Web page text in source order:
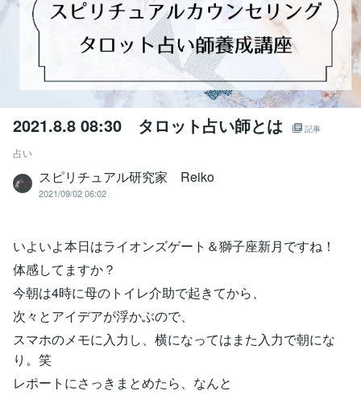
2021.8.8 08:30 タロット占い師とは 記事
占い
スピリチュアル研究家 Reiko
2021/09/02 06:02
いよいよ本日はライオンズゲート＆獅子座新月ですね！
体感してますか？
今朝は4時に母のトイレ介助で起きてから、
次々とアイデアが浮かぶので、
スマホのメモに入力し、横になってはまた入力で朝にな
り。笑
レポートにさっきまとめたら、なんと